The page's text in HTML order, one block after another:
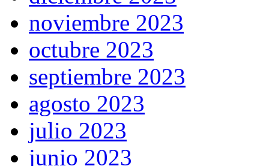
noviembre 2023
octubre 2023
septiembre 2023
agosto 2023
julio 2023
junio 2023